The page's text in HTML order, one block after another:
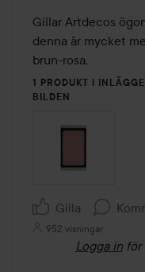
av
5
Gillar Artdecos
denna är mycket
brun-rosa.
1 PRODUKT I
BILDEN
Gilla
952 visningar
Logga in för